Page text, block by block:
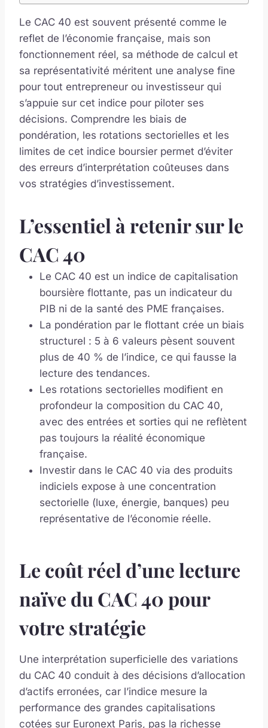
Le CAC 40 est souvent présenté comme le
reflet de l’économie française, mais son
fonctionnement réel, sa méthode de calcul et
sa représentativité méritent une analyse fine
pour tout entrepreneur ou investisseur qui
s’appuie sur cet indice pour piloter ses
décisions. Comprendre les biais de
pondération, les rotations sectorielles et les
limites de cet indice boursier permet d’éviter
des erreurs d’interprétation coûteuses dans
vos stratégies d’investissement.
L’essentiel à retenir sur le
CAC 40
Le CAC 40 est un indice de capitalisation
boursière flottante, pas un indicateur du
PIB ni de la santé des PME françaises.
La pondération par le flottant crée un biais
structurel : 5 à 6 valeurs pèsent souvent
plus de 40 % de l’indice, ce qui fausse la
lecture des tendances.
Les rotations sectorielles modifient en
profondeur la composition du CAC 40,
avec des entrées et sorties qui ne reflètent
pas toujours la réalité économique
française.
Investir dans le CAC 40 via des produits
indiciels expose à une concentration
sectorielle (luxe, énergie, banques) peu
représentative de l’économie réelle.
Le coût réel d’une lecture
naïve du CAC 40 pour
votre stratégie
Une interprétation superficielle des variations
du CAC 40 conduit à des décisions d’allocation
d’actifs erronées, car l’indice mesure la
performance des grandes capitalisations
cotées sur Euronext Paris, pas la richesse